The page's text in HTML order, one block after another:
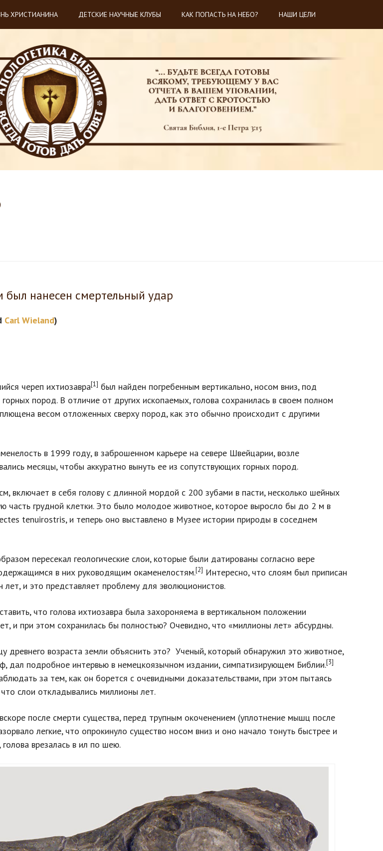
ХРИСТИАНИНА ДЕТСКИЕ НАУЧНЫЕ КЛУБЫ КАК ПОПАСТЬ НА НЕБО? НАШИ ЦЕЛИ
был нанесен смертельный удар
Carl Wieland)
череп ихтиозавра[1] был найден погребенным вертикально, носом вниз, под
пород. В отличие от других ископаемых, голова сохранилась в своем полном
весом отложенных сверху пород, как это обычно происходит с другими
в 1999 году, в заброшенном карьере на севере Швейцарии, возле
месяцы, чтобы аккуратно вынуть ее из сопутствующих горных пород.
включает в себя голову с длинной мордой с 200 зубами в пасти, несколько шейных
часть грудной клетки. Это было молодое животное, которое выросло бы до 2 м в
tenuirostris, и теперь оно выставлено в Музее истории природы в соседнем
пересекал геологические слои, которые были датированы согласно вере
в них руководящим окаменелостям.[2] Интересно, что слоям был приписан
лет, и это представляет проблему для эволюционистов.
что голова ихтиозавра была захороняема в вертикальном положении
и при этом сохранилась бы полностью? Очевидно, что «миллионы лет» абсурдны.
древнего возраста земли объяснить это? Ученый, который обнаружил это животное,
дал подробное интервью в немецкоязычном издании, симпатизирующем Библии.[3]
за тем, как он борется с очевидными доказательствами, при этом пытаясь
слои откладывались миллионы лет.
после смерти существа, перед трупным окоченением (уплотнение мышц после
легкие, что опрокинуло существо носом вниз и оно начало тонуть быстрее и
врезалась в ил по шею.